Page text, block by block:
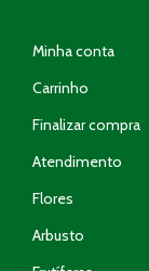
Minha conta
Carrinho
Finalizar compra
Atendimento
Flores
Arbusto